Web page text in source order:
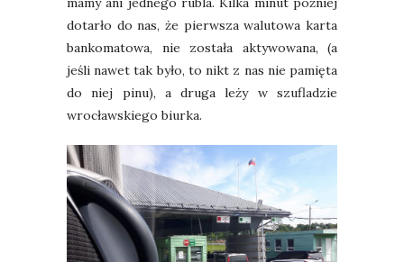
dotarło do nas, że pierwsza walutowa karta
bankomatowa, nie została aktywowana, (a
jeśli nawet tak było, to nikt z nas nie pamięta
do niej pinu), a druga leży w szufladzie
wrocławskiego biurka.